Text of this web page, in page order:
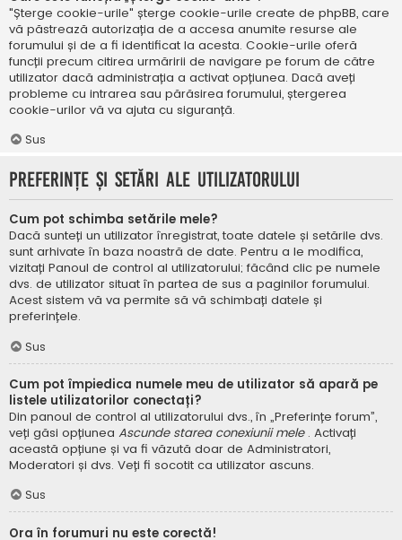
"Șterge cookie-urile" șterge cookie-urile create de phpBB, care
vă păstrează autorizația de a accesa anumite resurse ale
forumului și de a fi identificat la acesta. Cookie-urile oferă
funcții precum citirea urmăririi de navigare pe forum de către
utilizator dacă administrația a activat opțiunea. Dacă aveți
probleme cu intrarea sau părăsirea forumului, ștergerea
cookie-urilor vă va ajuta cu siguranță.
Sus
Preferințe și setări ale utilizatorului
Cum pot schimba setările mele?
Dacă sunteți un utilizator înregistrat, toate datele și setările dvs.
sunt arhivate în baza noastră de date. Pentru a le modifica,
vizitați Panoul de control al utilizatorului; făcând clic pe numele
dvs. de utilizator situat în partea de sus a paginilor forumului.
Acest sistem vă va permite să vă schimbați datele și
preferințele.
Sus
Cum pot împiedica numele meu de utilizator să apară pe
listele utilizatorilor conectați?
Din panoul de control al utilizatorului dvs., în „Preferințe forum”,
veți găsi opțiunea Ascunde starea conexiunii mele . Activați
această opțiune și va fi văzută doar de Administratori,
Moderatori și dvs. Veți fi socotit ca utilizator ascuns.
Sus
Ora în forumuri nu este corectă!